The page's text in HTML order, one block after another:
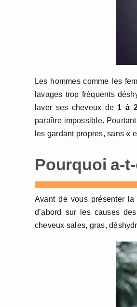
Les hommes comme les
lavages trop fréquents
laver ses cheveux de 1 à
paraître impossible.
les gardant propres, sans «
Pourquoi a-
Avant de vous présenter la
d’abord sur les causes
cheveux sales, gras,